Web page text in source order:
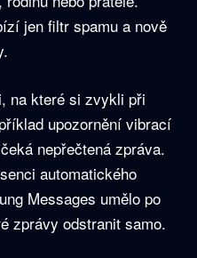
jen filtr spamu a nově
na které si zvykli při
upozornění vibrací
nepřečtená zpráva.
automatického
Messages umělo po
zprávy odstranit samo.